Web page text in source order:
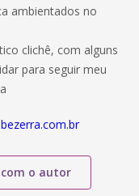
ambientados no
clichê, com alguns
para seguir meu
com o autor